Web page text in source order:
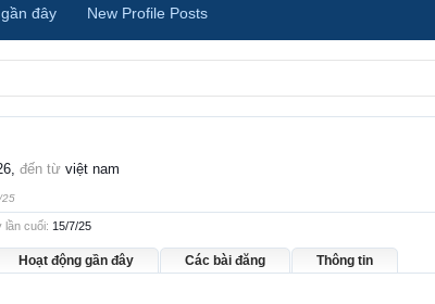
đến từ việt nam
25
lần cuối: 15/7/25
Hoạt động gần đây Các bài đăng Thông tin
đây New Profile Posts